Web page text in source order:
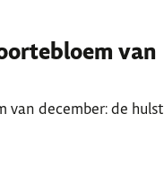
van
van december: de hulst